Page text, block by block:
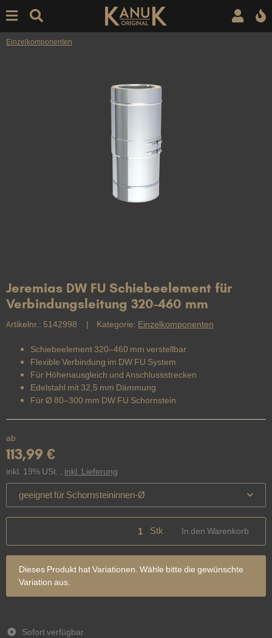
Einzelkomponenten
Jeremias DW FU Schiebeelement für
Verbindungsleitung 320-460 mm
Artikelnr.: 5142998 Kategorie: Einzelkomponenten
Schiebeelement 320–460 mm verstellbar
Flexible Verbindung im DW FU System
Für Höhenausgleich und Anschlussstrecken
Edelstahl mit 32,5 mm Dämmung
Für Ø 80–300 mm DW FU Schornstein
ab
113,99 €
inkl. 19% USt. , inkl. Lieferung
geeignet für Schornsteininnen-Ø
Stk In den Warenkorb
x
Dieses Produkt hat Variationen. Wähle bitte die gewünschte
Variation aus.
Sofort verfügbar